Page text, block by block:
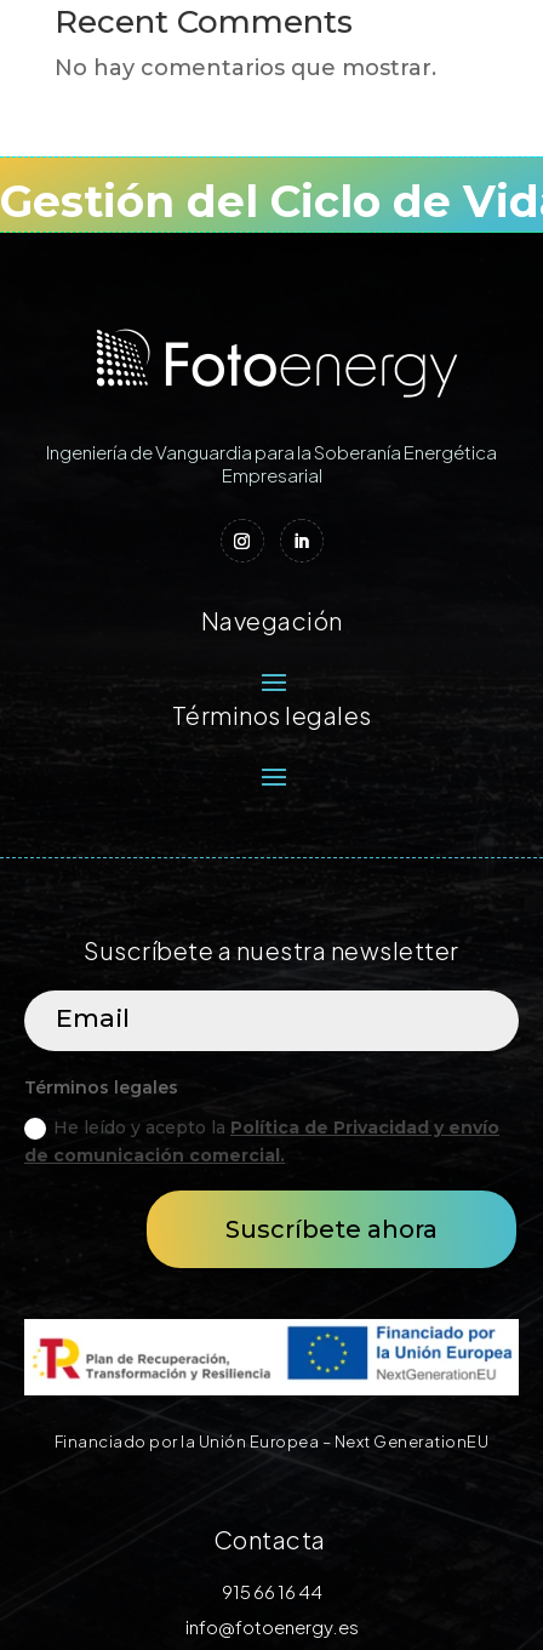
Recent Comments
No hay comentarios que mostrar.
Gestión del Ciclo de
Ingeniería de Vanguardia para la Soberanía Energética
Empresarial
Navegación
Términos legales
Suscríbete a nuestra newsletter
Términos legales
He leído y acepto la Política de Privacidad y envío
de comunicación comercial.
Suscríbete ahora
Financiado por la Unión Europea – Next GenerationEU
Contacta
915 66 16 44
info@fotoenergy.es